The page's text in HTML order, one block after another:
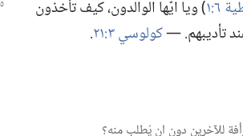
٦:‏١
‏)‏ ويا ايّها الوالدون،‏ كيف تأخذون
تأديبهم.‏ —‏كولوسي ٣:‏٢١ ‏.‏